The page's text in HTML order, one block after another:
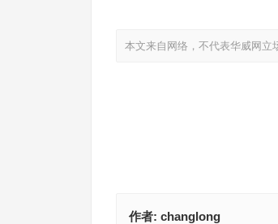
本文来自网络，不代表华威网立
作者: changlong